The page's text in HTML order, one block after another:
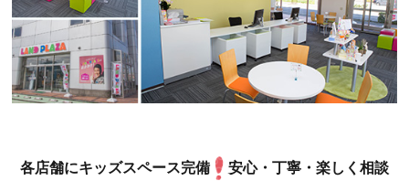
各店舗にキッズスペース完備 安心・丁寧・楽しく相談